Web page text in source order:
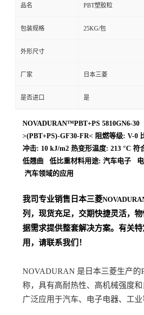
品名 PBT塑胶粒
包装规格 25KG/包
外形尺寸
厂家 日本三菱
是否进口 是
NOVADURAN™PBT+PS 5810GN6-30
>(PBT+PS)-GF30-FR< 阻燃等级: V-0
冲击: 10 kJ/m2 热变形温度: 213 °C 符
低翘曲 低比重材料用途: 汽车电子
汽车领域的应用
我司专业销售日本三菱
列 ，现货充足，交期快捷灵活，
据需求提供整套解决方案。 有关
用，请联系我们！
NOVADURAN 是日本三菱生产的
称，具有高耐热性、高机械强度和
广泛应用于汽车、电子电器、工业